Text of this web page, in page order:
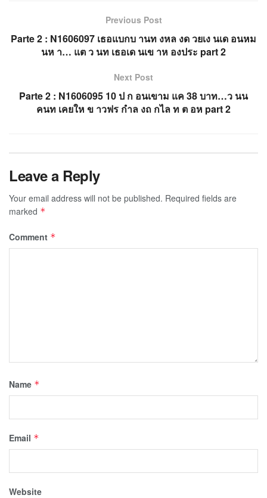
Previous Post
Parte 2 : N1606097 เธอแบกบ านท งหล งด วยเง นเด อนหม
นห า… แต ว นท เธอเด นเข าห องประ part 2
Next Post
Parte 2 : N1606095 10 ป ก อนเขาม แค 38 บาท…ว นน
คนท เคยให ข าวฟร กำล งถ กไล ท ต อห part 2
Leave a Reply
Your email address will not be published. Required fields are
marked *
Comment *
Name *
Email *
Website